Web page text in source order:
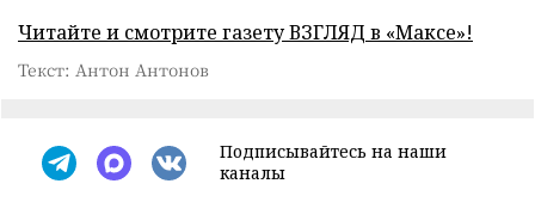
Читайте и смотрите газету ВЗГЛЯД в «Максе»!
Текст: Антон Антонов
Подписывайтесь на наши
каналы